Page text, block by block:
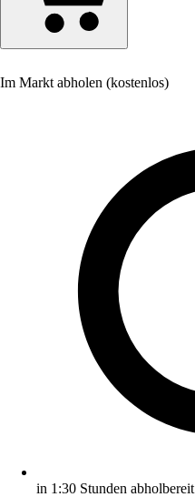
Im Markt abholen (kostenlos)
in 1:30 Stunden abholbereit